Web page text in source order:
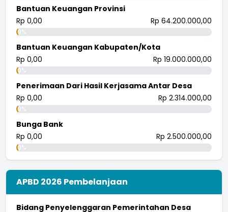
Bantuan Keuangan Provinsi
Rp 0,00
Rp 64.200.000,00
0%
Bantuan Keuangan Kabupaten/Kota
Rp 0,00
Rp 19.000.000,00
0%
Penerimaan Dari Hasil Kerjasama Antar Desa
Rp 0,00
Rp 2.314.000,00
0%
Bunga Bank
Rp 0,00
Rp 2.500.000,00
0%
APBD 2026 Pembelanjaan
Bidang Penyelenggaran Pemerintahan Desa